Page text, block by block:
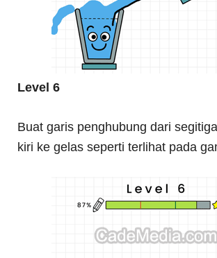
Level 6
Buat garis penghubung dari
kiri ke gelas seperti terlihat pada